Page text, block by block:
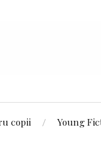
copii Young